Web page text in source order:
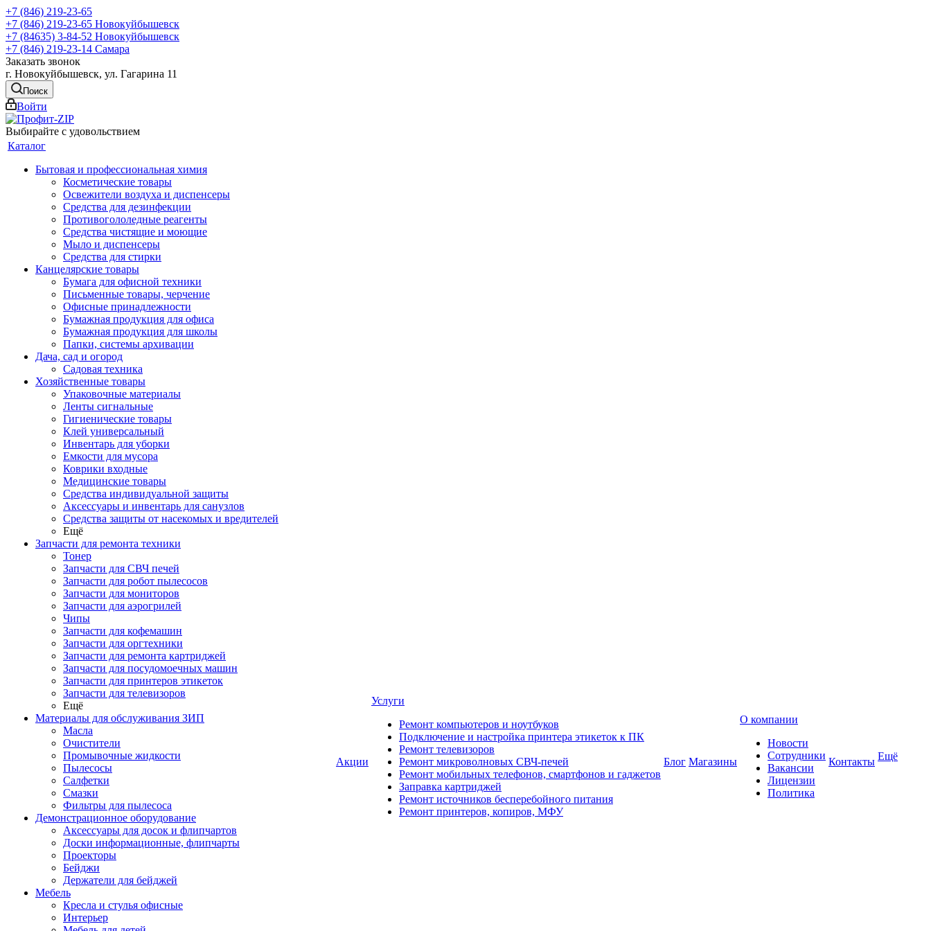
+7 (846) 219-23-65
+7 (846) 219-23-65 Новокуйбышевск
+7 (84635) 3-84-52 Новокуйбышевск
+7 (846) 219-23-14 Самара
Заказать звонок
г. Новокуйбышевск, ул. Гагарина 11
Поиск
Войти
Выбирайте с удовольствием
Каталог
Бытовая и профессиональная химия
Косметические товары
Освежители воздуха и диспенсеры
Средства для дезинфекции
Противогололедные реагенты
Средства чистящие и моющие
Мыло и диспенсеры
Средства для стирки
Канцелярские товары
Бумага для офисной техники
Письменные товары, черчение
Офисные принадлежности
Бумажная продукция для офиса
Бумажная продукция для школы
Папки, системы архивации
Дача, сад и огород
Садовая техника
Хозяйственные товары
Упаковочные материалы
Ленты сигнальные
Гигиенические товары
Клей универсальный
Инвентарь для уборки
Емкости для мусора
Коврики входные
Медицинские товары
Средства индивидуальной защиты
Аксессуары и инвентарь для санузлов
Средства защиты от насекомых и вредителей
Ещё
Запчасти для ремонта техники
Тонер
Запчасти для СВЧ печей
Запчасти для робот пылесосов
Запчасти для мониторов
Запчасти для аэрогрилей
Чипы
Запчасти для кофемашин
Запчасти для оргтехники
Запчасти для ремонта картриджей
Запчасти для посудомоечных машин
Запчасти для принтеров этикеток
Запчасти для телевизоров
Ещё
Материалы для обслуживания ЗИП
Масла
Очистители
Промывочные жидкости
Пылесосы
Салфетки
Смазки
Фильтры для пылесоса
Демонстрационное оборудование
Аксессуары для досок и флипчартов
Доски информационные, флипчарты
Проекторы
Бейджи
Держатели для бейджей
Мебель
Кресла и стулья офисные
Интерьер
Акции
Услуги
Ремонт компьютеров и ноутбуков
Подключение и настройка принтера этикеток к ПК
Ремонт телевизоров
Ремонт микроволновых СВЧ-печей
Ремонт мобильных телефонов, смартфонов и гаджетов
Заправка картриджей
Ремонт источников бесперебойного питания
Ремонт принтеров, копиров, МФУ
Блог Магазины
О компании
Новости
Сотрудники
Вакансии
Лицензии
Политика
Контакты Ещё